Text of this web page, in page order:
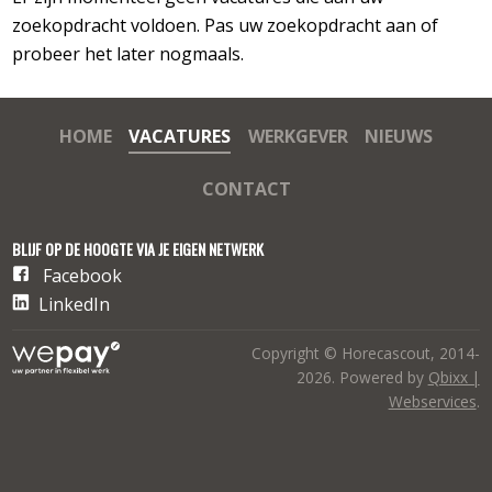
zoekopdracht voldoen. Pas uw zoekopdracht aan of
probeer het later nogmaals.
HOME VACATURES WERKGEVER NIEUWS
CONTACT
BLIJF OP DE HOOGTE VIA JE EIGEN NETWERK
Facebook
LinkedIn
Copyright © Horecascout, 2014-
2026. Powered by Qbixx |
Webservices.